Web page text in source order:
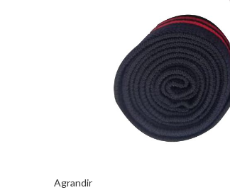
Agrandir